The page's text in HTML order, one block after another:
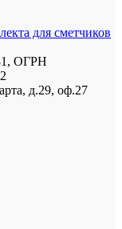
для сметчиков
ОГРН
д.29, оф.27